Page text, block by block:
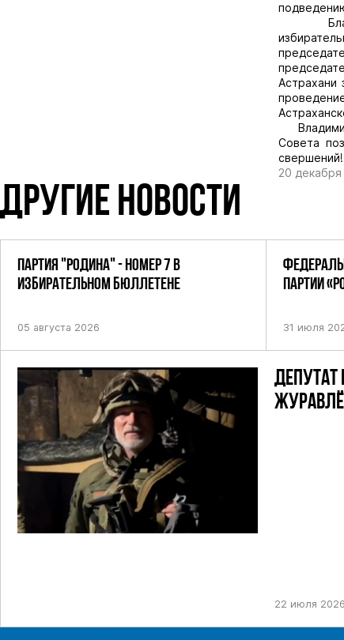
Астрахани
Совета
свершений!
20
ДРУГИЕ НОВОСТИ
ПАРТИЯ "РОДИНА" - НОМЕР 7 В
ИЗБИРАТЕЛЬНОМ БЮЛЛЕТЕНЕ
05 августа 2026
ПАРТИИ
31 июля
22 июля 2026